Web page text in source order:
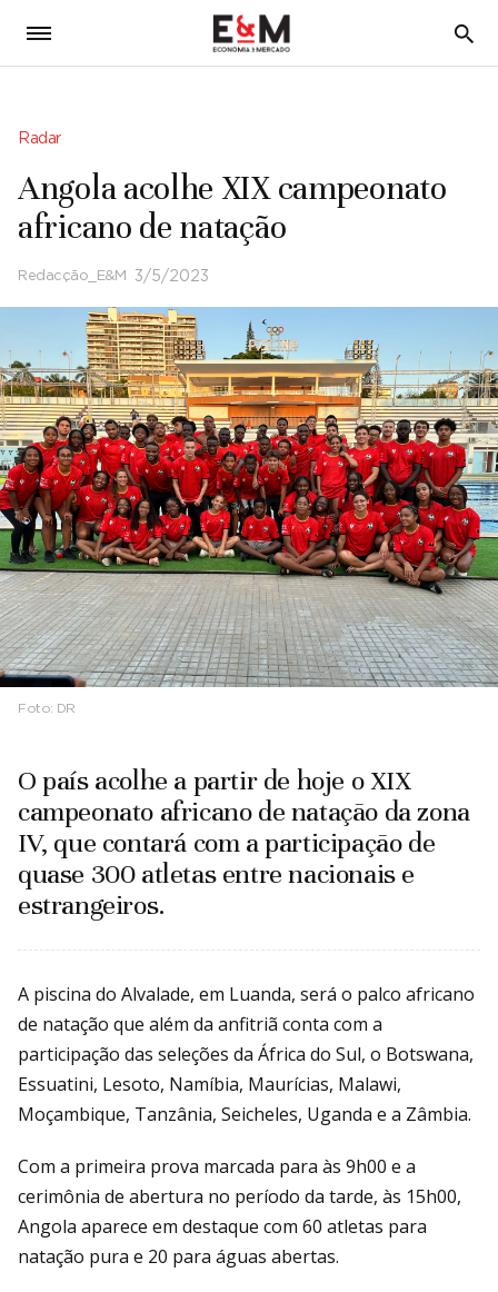
5
Radar
Angola acolhe XIX campeonato
africano de natação
Redacção_E&M 3/5/2023
Foto: DR
O país acolhe a partir de hoje o XIX
campeonato africano de natação da zona
IV, que contará com a participação de
quase 300 atletas entre nacionais e
estrangeiros.
A piscina do Alvalade, em Luanda, será o palco africano
de natação que além da anfitriã conta com a
participação das seleções da África do Sul, o Botswana,
Essuatini, Lesoto, Namíbia, Maurícias, Malawi,
Moçambique, Tanzânia, Seicheles, Uganda e a Zâmbia.
Com a primeira prova marcada para às 9h00 e a
cerimônia de abertura no período da tarde, às 15h00,
Angola aparece em destaque com 60 atletas para
natação pura e 20 para águas abertas.